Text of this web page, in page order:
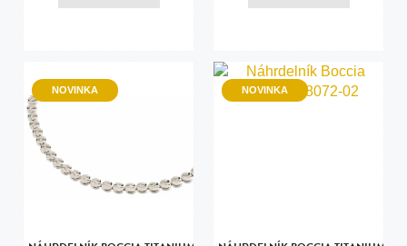
Posledná aktualizácia dnes o 14:00 Posledná aktualizácia dnes o 14:00
NOVINKA NOVINKA